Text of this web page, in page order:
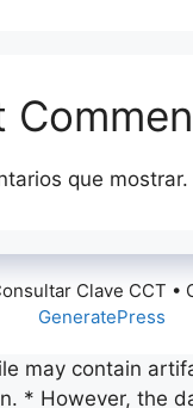
que mostrar.
Clave CCT •
GeneratePress
may contain
* However, the